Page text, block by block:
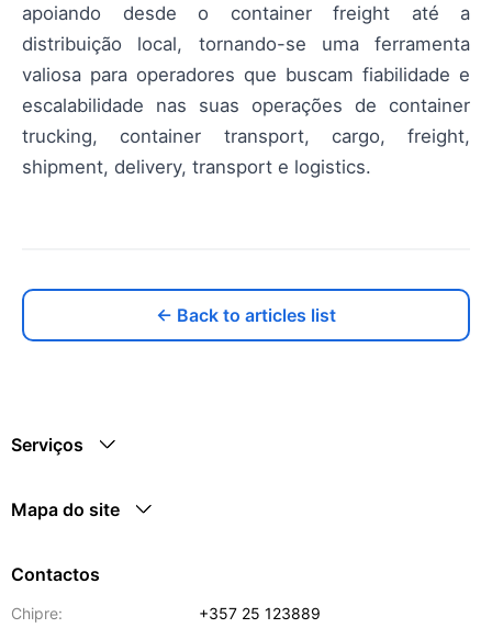
apoiando desde o container freight até a
distribuição local, tornando-se uma ferramenta
valiosa para operadores que buscam fiabilidade e
escalabilidade nas suas operações de container
trucking, container transport, cargo, freight,
shipment, delivery, transport e logistics.
← Back to articles list
Serviços
Mapa do site
Contactos
Chipre: +357 25 123889